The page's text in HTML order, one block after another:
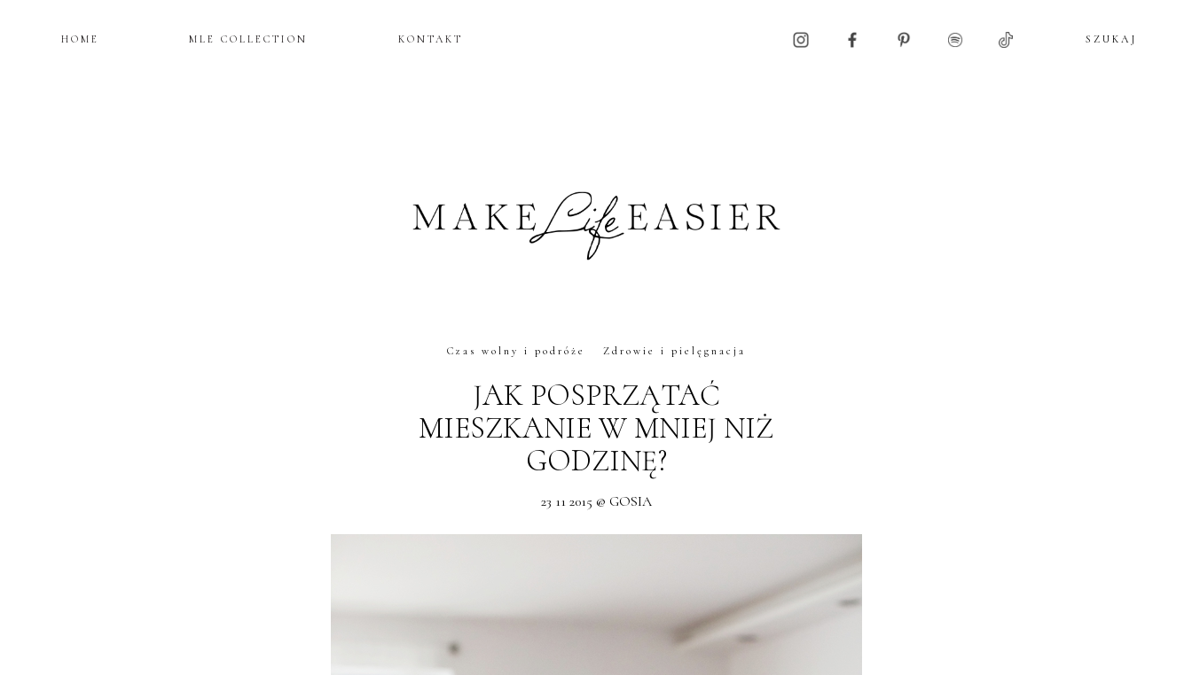
HOME MLE COLLECTION KONTAKT
Czas wolny i podróże Zdrowie i pielęgnacja
JAK POSPRZĄTAĆ
MIESZKANIE W MNIEJ NIŻ
GODZINĘ?
23 11 2015 @ GOSIA